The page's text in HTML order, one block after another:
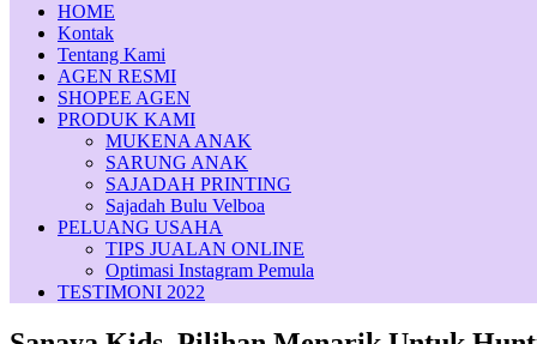
HOME
Kontak
Tentang Kami
AGEN RESMI
SHOPEE AGEN
PRODUK KAMI
MUKENA ANAK
SARUNG ANAK
SAJADAH PRINTING
Sajadah Bulu Velboa
PELUANG USAHA
TIPS JUALAN ONLINE
Optimasi Instagram Pemula
TESTIMONI 2022